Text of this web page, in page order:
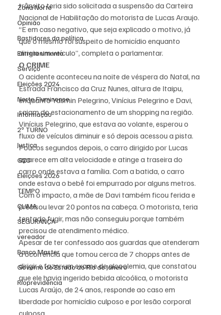
Zona Norte
Opinião
Bastidores da política
Entretenimento
Serviço
Eleições 2024
Norte Fluminense
Informação
2º TURNO
Justiça
G20
Eleições 2026
TEMPO
CLIMA
SEGURANÇA
vereador
Banco Master
Governo do Estado do Rio de Janeiro
Rioprevidência
trânsito teria sido solicitada a suspensão da Carteira
Nacional de Habilitação do motorista de Lucas Araujo.
“E em caso negativo, que seja explicado o motivo, já
que o mesmo foi suspeito de homicídio enquanto
dirigia um veículo”, completa o parlamentar.
O CRIME
O acidente aconteceu na noite de véspera do Natal, na
Estrada Francisco da Cruz Nunes, altura de Itaipu,
enquanto Yasmin Pelegrino, Vinícius Pelegrino e Davi,
saiam do estacionamento de um shopping na região.
Vinícius Pelegrino, que estava ao volante, esperou o
fluxo de veículos diminuir e só depois acessou a pista.
Poucos segundos depois, o carro dirigido por Lucas
aparece em alta velocidade e atinge a traseira do
carro onde estava a família. Com a batida, o carro
onde estava o bebê foi empurrado por alguns metros.
Com o impacto, a mãe de Davi também ficou ferida e
precisou levar 20 pontos na cabeça. O motorista, teria
tentado fugir, mas não conseguiu porque também
precisou de atendimento médico.
Apesar de ter confessado aos guardas que atenderam
a ocorrência que tomou cerca de 7 chopps antes de
dirigir e fazer um exame de alcoolemia, que constatou
que ele havia ingerido bebida alcoólica, o motorista
Lucas Araújo, de 24 anos, responde ao caso em
liberdade por homicídio culposo e por lesão corporal
culposa.